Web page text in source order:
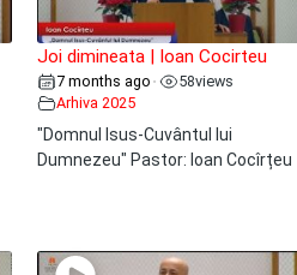
Joi dimineata | Ioan Cocirteu
7 months ago • 58views
Arhiva 2025
"Domnul Isus-Cuvântul lui
Dumnezeu" Pastor: Ioan Cocîrțeu